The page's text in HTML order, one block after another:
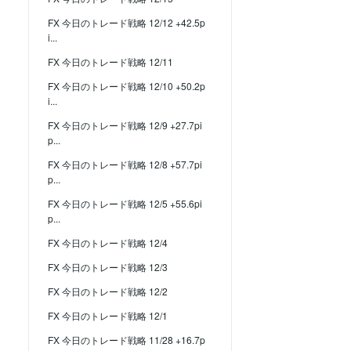
FX 今日のトレード戦略 12/12 +42.5p
i...
FX 今日のトレード戦略 12/11
FX 今日のトレード戦略 12/10 +50.2p
i...
FX 今日のトレード戦略 12/9 +27.7pi
p...
FX 今日のトレード戦略 12/8 +57.7pi
p...
FX 今日のトレード戦略 12/5 +55.6pi
p...
FX 今日のトレード戦略 12/4
FX 今日のトレード戦略 12/3
FX 今日のトレード戦略 12/2
FX 今日のトレード戦略 12/1
FX 今日のトレード戦略 11/28 +16.7p